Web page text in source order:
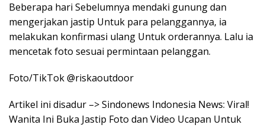
Beberapa hari Sebelumnya mendaki gunung dan
mengerjakan jastip Untuk para pelanggannya, ia
melakukan konfirmasi ulang Untuk orderannya. Lalu ia
mencetak foto sesuai permintaan pelanggan.
Foto/TikTok @riskaoutdoor
Artikel ini disadur –> Sindonews Indonesia News: Viral!
Wanita Ini Buka Jastip Foto dan Video Ucapan Untuk